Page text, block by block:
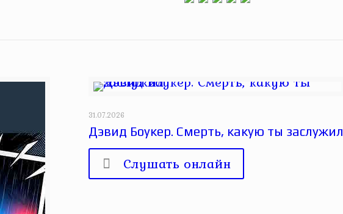
31.07.2026
Дэвид Боукер. Смерть, какую ты заслужил
Слушать онлайн